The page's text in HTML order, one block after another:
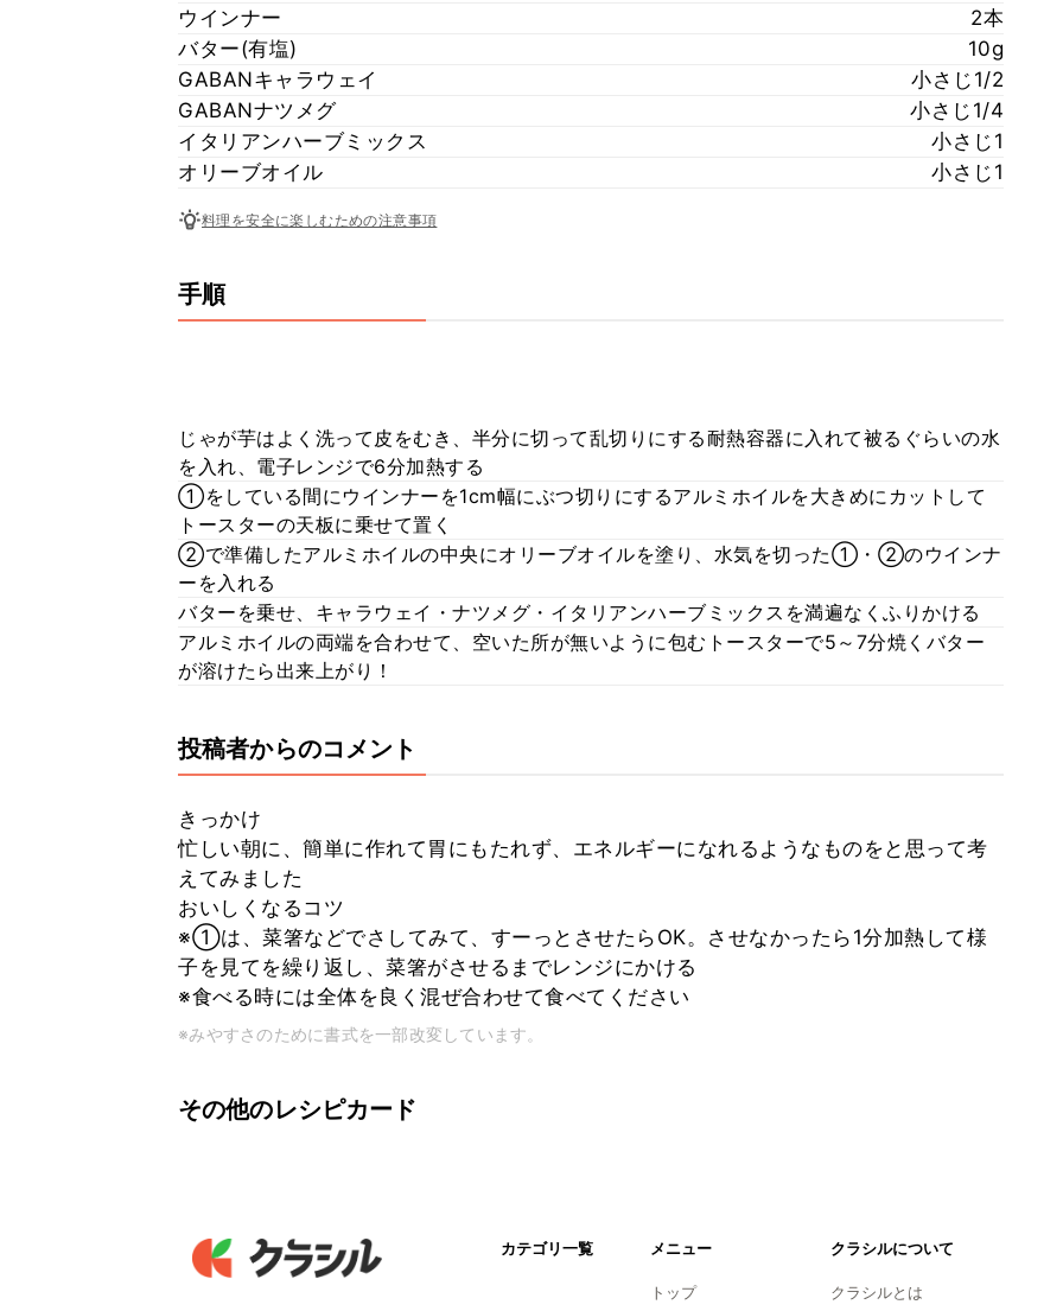
ウインナー
2本
バター(有塩)
10g
GABANキャラウェイ
小さじ1/2
GABANナツメグ
小さじ1/4
イタリアンハーブミックス
小さじ1
オリーブオイル
小さじ1
料理を安全に楽しむための注意事項
手順
じゃが芋はよく洗って皮をむき、半分に切って乱切りにする耐熱容器に入れて被るぐらいの水
を入れ、電子レンジで6分加熱する
①をしている間にウインナーを1cm幅にぶつ切りにするアルミホイルを大きめにカットして
トースターの天板に乗せて置く
②で準備したアルミホイルの中央にオリーブオイルを塗り、水気を切った①・②のウインナ
ーを入れる
バターを乗せ、キャラウェイ・ナツメグ・イタリアンハーブミックスを満遍なくふりかける
アルミホイルの両端を合わせて、空いた所が無いように包むトースターで5～7分焼くバター
が溶けたら出来上がり！
投稿者からのコメント
きっかけ
忙しい朝に、簡単に作れて胃にもたれず、エネルギーになれるようなものをと思って考
えてみました
おいしくなるコツ
※①は、菜箸などでさしてみて、すーっとさせたらOK。させなかったら1分加熱して様
子を見てを繰り返し、菜箸がさせるまでレンジにかける
※食べる時には全体を良く混ぜ合わせて食べてください
※みやすさのために書式を一部改変しています。
その他のレシピカード
カテゴリ一覧 メニュー
トップ
クラシルについて
クラシルとは